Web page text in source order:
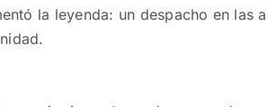
la leyenda: un despacho en las